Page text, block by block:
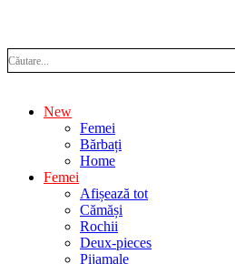
New
Femei
Bărbați
Home
Femei
Afișează tot
Cămăși
Rochii
Deux-pieces
Pijamale